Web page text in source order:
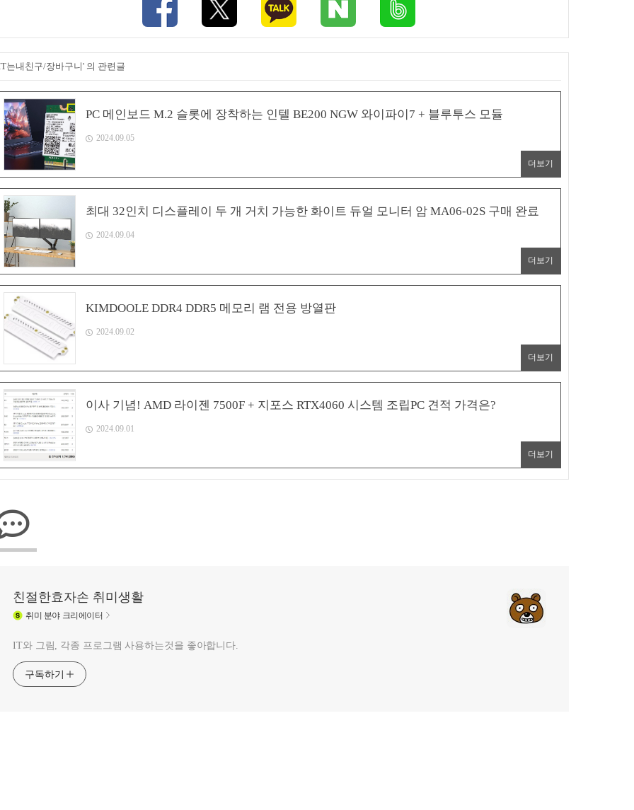
는내친구/장바구니' 의 관련글
PC 메인보드 M.2 슬롯에 장착하는 인텔 BE200 NGW 와이파이7 + 블루투스 모듈
2024.09.05
더보기
최대 32인치 디스플레이 두 개 거치 가능한 화이트 듀얼 모니터 암 MA06-02S 구매 완료
2024.09.04
더보기
KIMDOOLE DDR4 DDR5 메모리 램 전용 방열판
2024.09.02
더보기
이사 기념! AMD 라이젠 7500F + 지포스 RTX4060 시스템 조립PC 견적 가격은?
2024.09.01
더보기
친절한효자손 취미생활
취미 분야 크리에이터
IT와 그림, 각종 프로그램 사용하는것을 좋아합니다.
구독하기